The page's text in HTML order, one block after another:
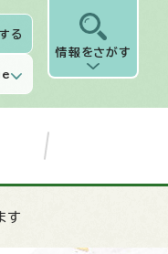
る
情報をさがす
す